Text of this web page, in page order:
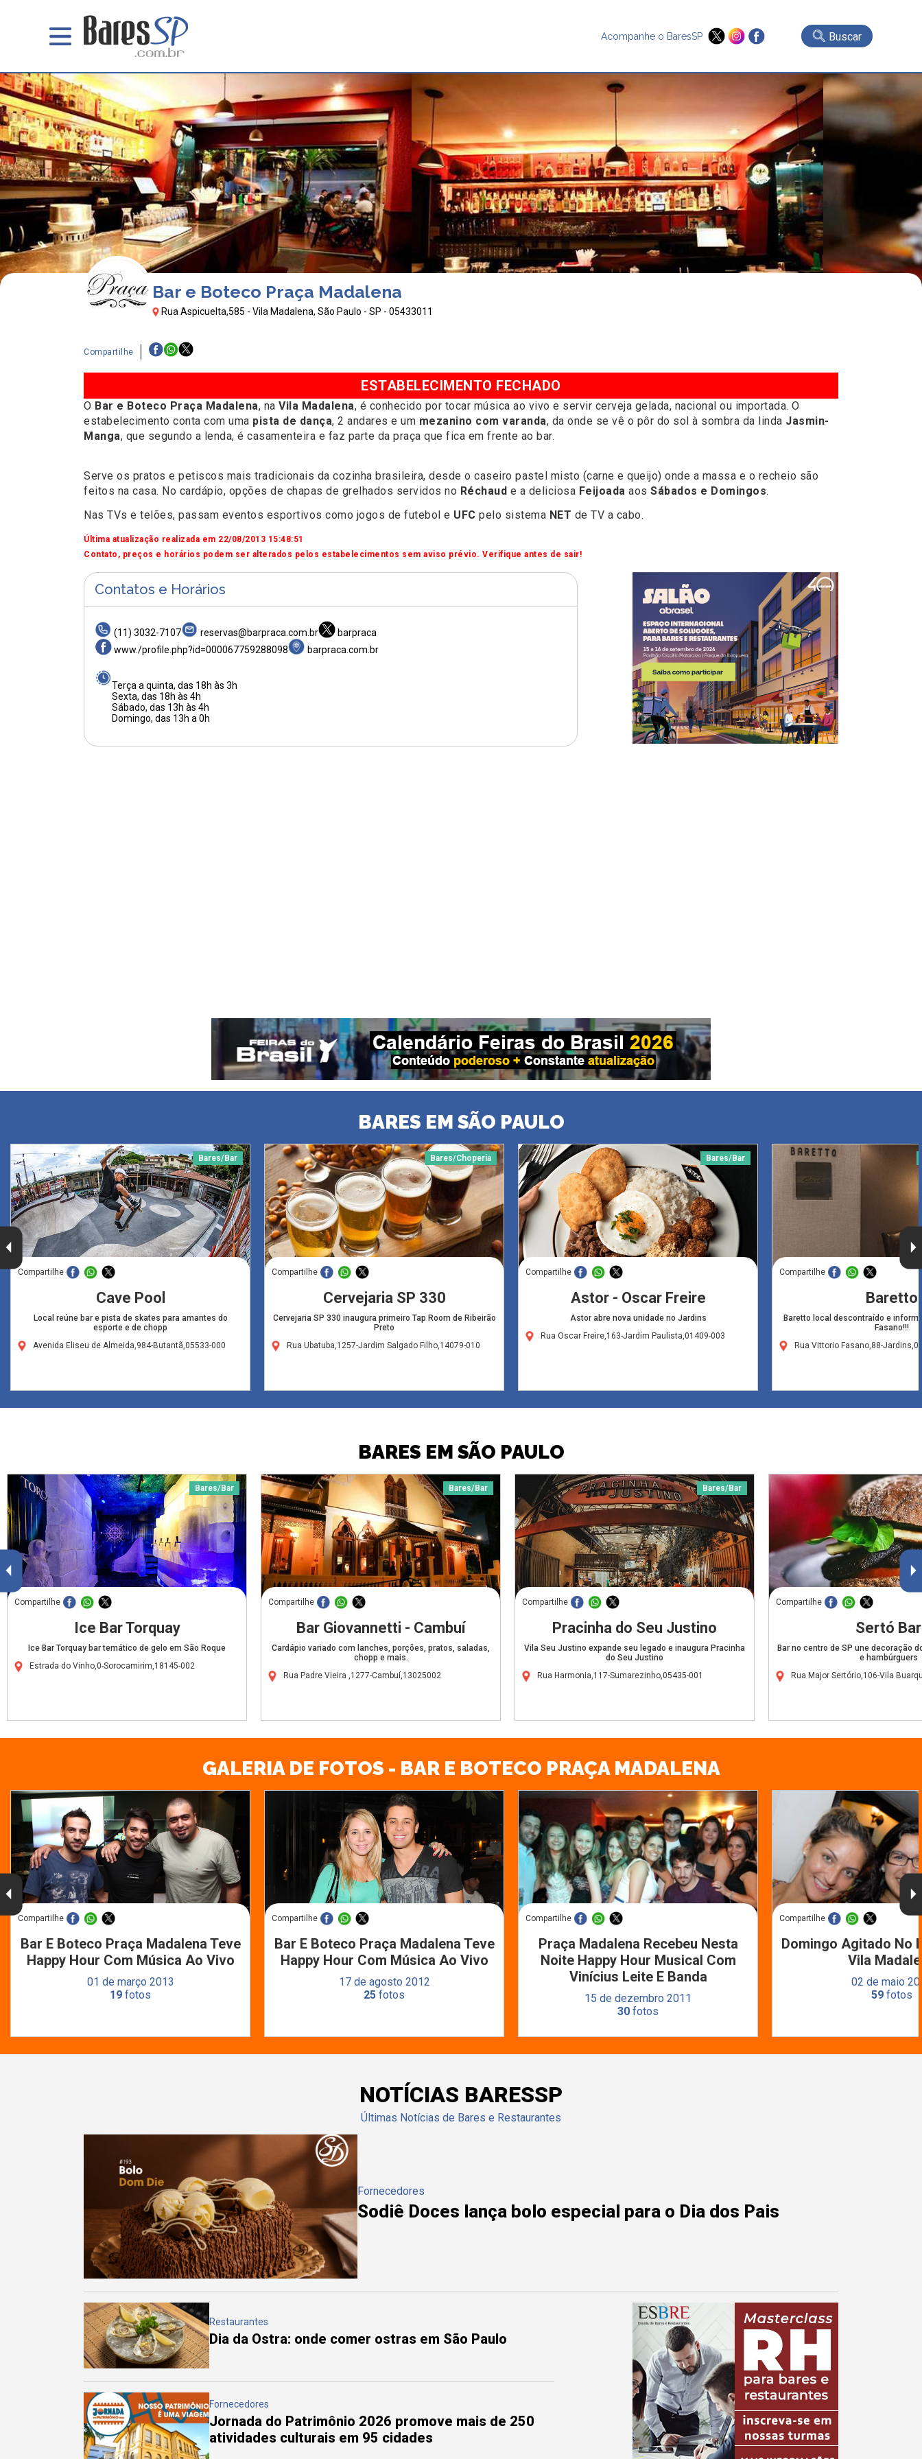
Acompanhe o BaresSP Buscar
Bar e Boteco Praça Madalena
Rua Aspicuelta,585 - Vila Madalena, São Paulo - SP - 05433011
Compartilhe
ESTABELECIMENTO FECHADO
O Bar e Boteco Praça Madalena, na Vila Madalena, é conhecido por tocar música ao vivo e servir cerveja gelada, nacional ou importada. O
estabelecimento conta com uma pista de dança, 2 andares e um mezanino com varanda, da onde se vê o pôr do sol à sombra da linda Jasmin-
Manga, que segundo a lenda, é casamenteira e faz parte da praça que fica em frente ao bar.
Serve os pratos e petiscos mais tradicionais da cozinha brasileira, desde o caseiro pastel misto (carne e queijo) onde a massa e o recheio são
feitos na casa. No cardápio, opções de chapas de grelhados servidos no Réchaud e a deliciosa Feijoada aos Sábados e Domingos.
Nas TVs e telões, passam eventos esportivos como jogos de futebol e UFC pelo sistema NET de TV a cabo.
Última atualização realizada em 22/08/2013 15:48:51
Contato, preços e horários podem ser alterados pelos estabelecimentos sem aviso prévio. Verifique antes de sair!
Contatos e Horários
(11) 3032-7107 reservas@barpraca.com.br
barpraca
www./profile.php?id=000067759288098
barpraca.com.br
Terça a quinta, das 18h às 3h
Sexta, das 18h às 4h
Sábado, das 13h às 4h
Domingo, das 13h a 0h
BARES EM SÃO PAULO
Bares/Bar
Compartilhe
Cave Pool
Local reúne bar e pista de skates para amantes do
esporte e de chopp
Avenida Eliseu de Almeida,984-Butantã,05533-000
Bares/Choperia
Compartilhe
Cervejaria SP 330
Cervejaria SP 330 inaugura primeiro Tap Room de Ribeirão
Preto
Rua Ubatuba,1257-Jardim Salgado Filho,14079-010
Bares/Bar
Compartilhe
Astor - Oscar Freire
Astor abre nova unidade no Jardins
Rua Oscar Freire,163-Jardim Paulista,01409-003
Compartilhe
Baretto
Baretto local descontraído e
Fasano!!!
Rua Vittorio Fasano,88-
BARES EM SÃO PAULO
Bares/Bar
Compartilhe
Ice Bar Torquay
Ice Bar Torquay bar temático de gelo em São Roque
Estrada do Vinho,0-Sorocamirim,18145-002
Bares/Bar
Compartilhe
Bar Giovannetti - Cambuí
Cardápio variado com lanches, porções, pratos, saladas,
chopp e mais.
Rua Padre Vieira ,1277-Cambuí,13025002
Bares/Bar
Compartilhe
Pracinha do Seu Justino
Vila Seu Justino expande seu legado e inaugura Pracinha
do Seu Justino
Rua Harmonia,117-Sumarezinho,05435-001
Compartilhe
Sertó Bar
Bar no centro de SP une decoração
e hambúrguers
Rua Major Sertório,106-Vila
GALERIA DE FOTOS - BAR E BOTECO PRAÇA MADALENA
Compartilhe
Bar E Boteco Praça Madalena Teve
Happy Hour Com Música Ao Vivo
01 de março 2013
19 fotos
Compartilhe
Bar E Boteco Praça Madalena Teve
Happy Hour Com Música Ao Vivo
17 de agosto 2012
25 fotos
Compartilhe
Praça Madalena Recebeu Nesta
Noite Happy Hour Musical Com
Vinícius Leite E Banda
15 de dezembro 2011
30 fotos
Compartilhe
Domingo Agitado No
Vila
02 de maio
59 fotos
NOTÍCIAS BARESSP
Últimas Notícias de Bares e Restaurantes
Fornecedores
Sodiê Doces lança bolo especial para o Dia dos Pais
Restaurantes
Dia da Ostra: onde comer ostras em São Paulo
Fornecedores
Jornada do Patrimônio 2026 promove mais de 250
atividades culturais em 95 cidades